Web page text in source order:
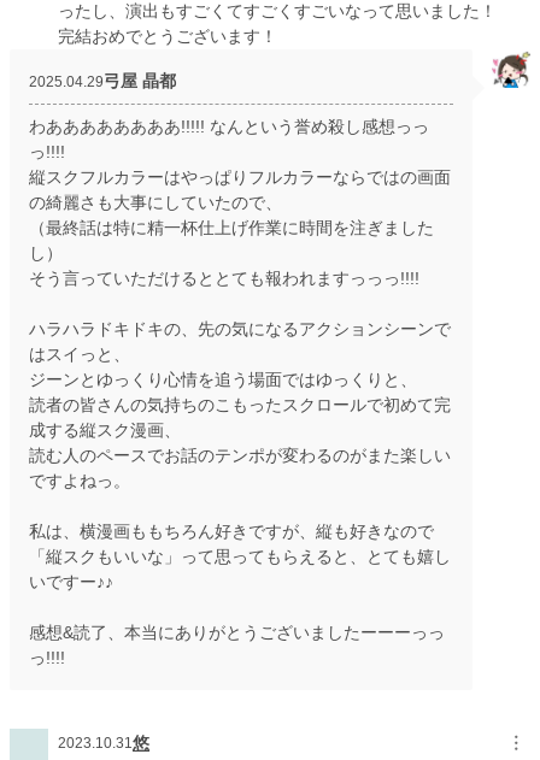
ったし、演出もすごくてすごくすごいなって思いました！
完結おめでとうございます！
2025.04.29弓屋 晶都
わああああああああ!!!!! なんという誉め殺し感想っっ
っ!!!!
縦スクフルカラーはやっぱりフルカラーならではの画面
の綺麗さも大事にしていたので、
（最終話は特に精一杯仕上げ作業に時間を注ぎました
し）
そう言っていただけるととても報われますっっっ!!!!
ハラハラドキドキの、先の気になるアクションシーンで
はスイっと、
ジーンとゆっくり心情を追う場面ではゆっくりと、
読者の皆さんの気持ちのこもったスクロールで初めて完
成する縦スク漫画、
読む人のペースでお話のテンポが変わるのがまた楽しい
ですよねっ。
私は、横漫画ももちろん好きですが、縦も好きなので
「縦スクもいいな」って思ってもらえると、とても嬉し
いですー♪♪
感想&読了、本当にありがとうございましたーーーっっ
っ!!!!
2023.10.31悠 ︙